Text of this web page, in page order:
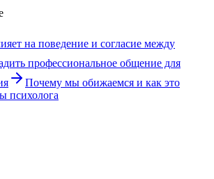
на поведение и согласие между
профессиональное общение для
Почему мы обижаемся и как это
психолога